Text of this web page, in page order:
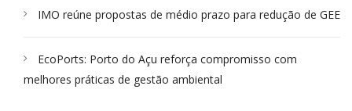
IMO reúne propostas de médio prazo para redução de GEE
EcoPorts: Porto do Açu reforça compromisso com
melhores práticas de gestão ambiental